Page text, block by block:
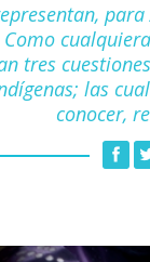
tres
las
conocer,